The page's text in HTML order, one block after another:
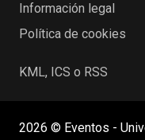
Información legal
Política de cookies
KML, ICS o RSS
2026 © Eventos -